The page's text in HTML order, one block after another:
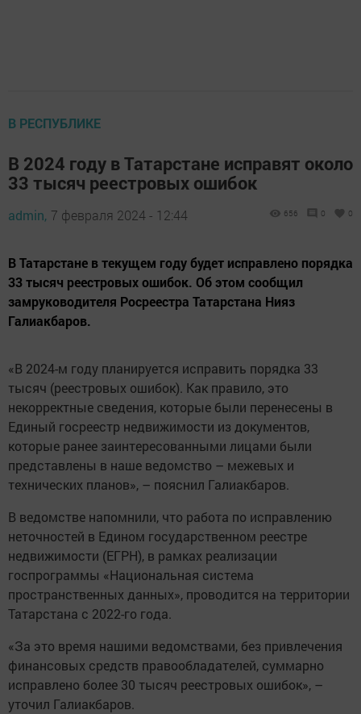
В РЕСПУБЛИКЕ
В 2024 году в Татарстане исправят около
33 тысяч реестровых ошибок
admin, 7 февраля 2024 - 12:44 656 0 0
В Татарстане в текущем году будет исправлено порядка
33 тысяч реестровых ошибок. Об этом сообщил
замруководителя Росреестра Татарстана Нияз
Галиакбаров.
«В 2024-м году планируется исправить порядка 33
тысяч (реестровых ошибок). Как правило, это
некорректные сведения, которые были перенесены в
Единый госреестр недвижимости из документов,
которые ранее заинтересованными лицами были
представлены в наше ведомство – межевых и
технических планов», – пояснил Галиакбаров.
В ведомстве напомнили, что работа по исправлению
неточностей в Едином государственном реестре
недвижимости (ЕГРН), в рамках реализации
госпрограммы «Национальная система
пространственных данных», проводится на территории
Татарстана с 2022-го года.
«За это время нашими ведомствами, без привлечения
финансовых средств правообладателей, суммарно
исправлено более 30 тысяч реестровых ошибок», –
уточил Галиакбаров.